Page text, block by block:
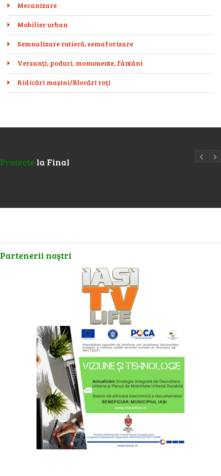
Mecanizare
Mobilier urban
Semnalizare rutieră, semaforizare
Versanţi, poduri, monumente, fântâni
Ridicări mașini/Blocări roţi
Proiecte la Final
Partenerii noştri